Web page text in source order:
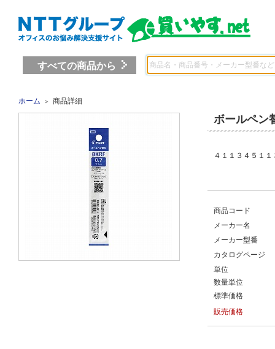
すべての商品から
ホーム ＞ 商品詳細
ボールペ
４１１３４５１
商品コード
メーカー名
メーカー型番
カタログページ
単位
数量単位
標準価格
販売価格